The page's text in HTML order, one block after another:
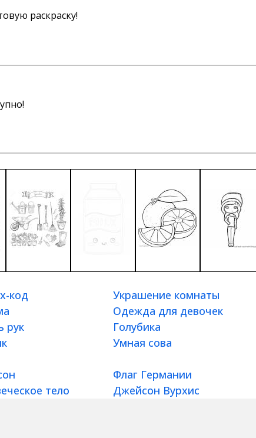
раскраску!
код Украшение комнаты
Одежда для девочек
рук Голубика
Умная сова
Флаг Германии
тело Джейсон Вурхис